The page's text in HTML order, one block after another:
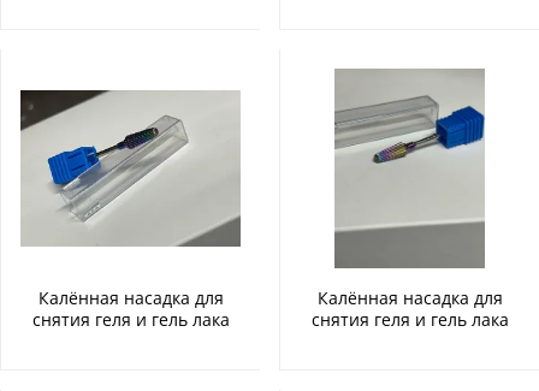
Калённая насадка для
снятия геля и гель лака
Калённая насадка для
снятия геля и гель лака